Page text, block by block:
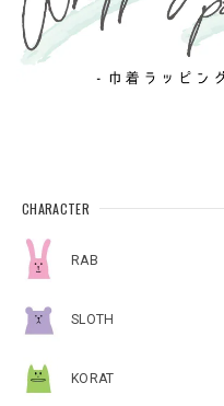
CHARACTER
RAB
SLOTH
KORAT